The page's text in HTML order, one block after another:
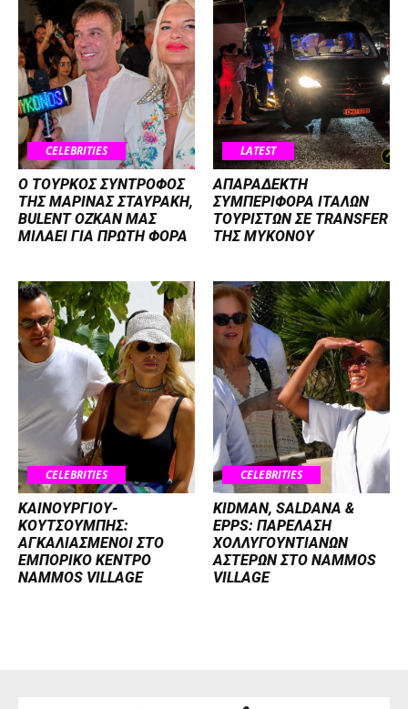
CELEBRITIES
Ο ΤΟΥΡΚΟΣ ΣΥΝΤΡΟΦΟΣ
ΤΗΣ ΜΑΡΙΝΑΣ ΣΤΑΥΡΑΚΗ,
BULENT OZKAN ΜΑΣ
ΜΙΛΑΕΙ ΓΙΑ ΠΡΩΤΗ ΦΟΡΑ
LATEST
ΑΠΑΡΑΔΕΚΤΗ
ΣΥΜΠΕΡΙΦΟΡΑ ΙΤΑΛΩΝ
ΤΟΥΡΙΣΤΩΝ ΣΕ TRANSFER
ΤΗΣ ΜΥΚΟΝΟΥ
CELEBRITIES
ΚΑΙΝΟΥΡΓΙΟΥ-
ΚΟΥΤΣΟΥΜΠΗΣ:
ΑΓΚΑΛΙΑΣΜΕΝΟΙ ΣΤΟ
ΕΜΠΟΡΙΚΟ ΚΕΝΤΡΟ
NAMMOS VILLAGE
CELEBRITIES
KIDMAN, SALDANA &
EPPS: ΠΑΡΕΛΑΣΗ
ΧΟΛΛΥΓΟΥΝΤΙΑΝΩΝ
ΑΣΤΕΡΩΝ ΣΤΟ NAMMOS
VILLAGE